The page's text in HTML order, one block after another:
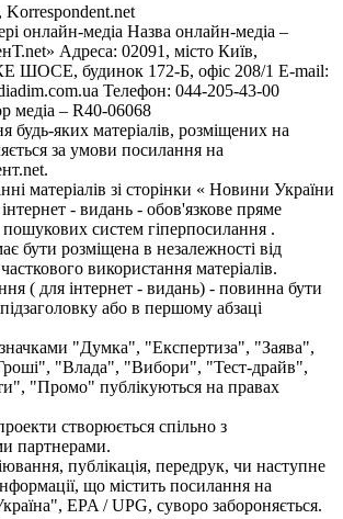
онлайн-медіа Назва онлайн-медіа –
Адреса: 02091, місто Київ,
ШОСЕ, будинок 172-Б, офіс 208/1 E-mail:
Телефон: 044-205-43-00
медіа – R40-06068
будь-яких матеріалів, розміщених на
за умови посилання на
матеріалів зі сторінки « Новини України
інтернет - видань - обов'язкове пряме
пошукових систем гіперпосилання .
бути розміщена в незалежності від
використання матеріалів.
( для інтернет - видань) - повинна бути
або в першому абзаці
"Думка", "Експертиза", "Заява",
"Влада", "Вибори", "Тест-драйв",
"Промо" публікуються на правах
створюється спільно з
партнерами.
публікація, передрук, чи наступне
що містить посилання на
EPA / UPG, суворо забороняється.